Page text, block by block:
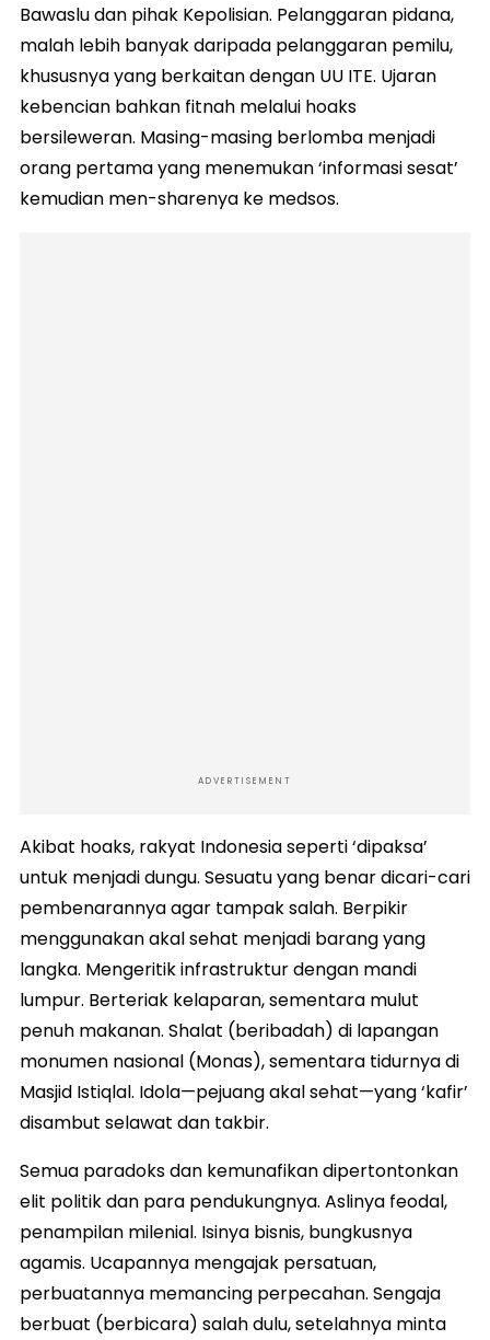
Bawaslu dan pihak Kepolisian. Pelanggaran pidana,
malah lebih banyak daripada pelanggaran pemilu,
khususnya yang berkaitan dengan UU ITE. Ujaran
kebencian bahkan fitnah melalui hoaks
bersileweran. Masing-masing berlomba menjadi
orang pertama yang menemukan ‘informasi sesat’
kemudian men-sharenya ke medsos.
ADVERTISEMENT
Akibat hoaks, rakyat Indonesia seperti ‘dipaksa’
untuk menjadi dungu. Sesuatu yang benar dicari-cari
pembenarannya agar tampak salah. Berpikir
menggunakan akal sehat menjadi barang yang
langka. Mengeritik infrastruktur dengan mandi
lumpur. Berteriak kelaparan, sementara mulut
penuh makanan. Shalat (beribadah) di lapangan
monumen nasional (Monas), sementara tidurnya di
Masjid Istiqlal. Idola—pejuang akal sehat—yang ‘kafir’
disambut selawat dan takbir.
Semua paradoks dan kemunafikan dipertontonkan
elit politik dan para pendukungnya. Aslinya feodal,
penampilan milenial. Isinya bisnis, bungkusnya
agamis. Ucapannya mengajak persatuan,
perbuatannya memancing perpecahan. Sengaja
berbuat (berbicara) salah dulu, setelahnya minta